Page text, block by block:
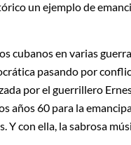
un ejemplo de
cubanos en varias
pasando por
por el guerrillero
años 60 para la
con ella, la sabrosa